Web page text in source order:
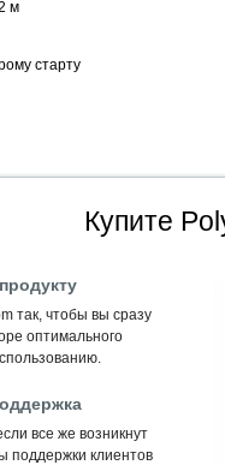
м
старту
Купите
так, чтобы вы сразу
оптимального
все же возникнут
поддержки клиентов